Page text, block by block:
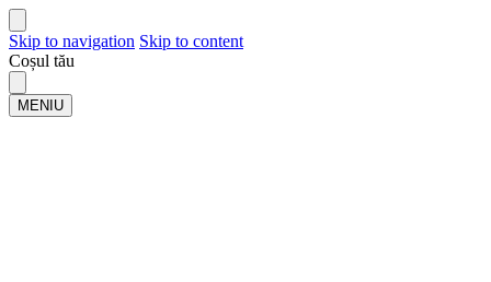
Skip to navigation Skip to content
Coșul tău
MENIU